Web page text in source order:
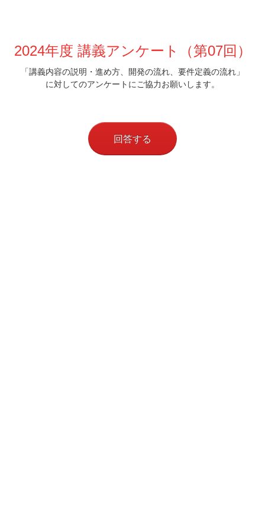
2024年度 講義アンケート（第07回）
「講義内容の説明・進め方、開発の流れ、要件定義の流れ」
に対してのアンケートにご協力お願いします。
回答する